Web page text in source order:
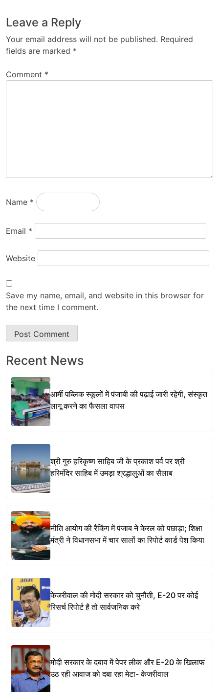
Leave a Reply
Your email address will not be published. Required
fields are marked *
Comment *
Name *
Email *
Website
Save my name, email, and website in this browser for
the next time I comment.
Recent News
आर्मी पब्लिक स्कूलों में पंजाबी की पढ़ाई जारी रहेगी, संस्कृत
लागू करने का फैसला वापस
श्री गुरु हरिकृष्ण साहिब जी के प्रकाश पर्व पर श्री
हरिमंदिर साहिब में उमड़ा श्रद्धालुओं का सैलाब
नीति आयोग की रैंकिंग में पंजाब ने केरल को पछाड़ा; शिक्षा
मंत्री ने विधानसभा में चार सालों का रिपोर्ट कार्ड पेश किया
केजरीवाल की मोदी सरकार को चुनौती, E-20 पर कोई
रिसर्च रिपोर्ट है तो सार्वजनिक करे
मोदी सरकार के दबाव में पेपर लीक और E-20 के खिलाफ
उठ रही आवाज को दबा रहा मेटा- केजरीवाल